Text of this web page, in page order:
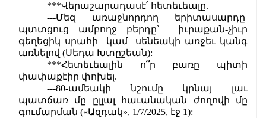
***Վերաշարադասէ՛ հետեւեալը.
---Մեզ առաջնորդող երիտասարդը
պտտցուց ամբողջ բերդը՝  իւրաքան-չիւր
գեղեցիկ սրահի  կամ  սենեակի առջեւ կանգ
առնելով (Սեդա Խտըշեան):
***Հետեւեալին ո՞ր բառը պիտի
փափաքէիր փոխել.
---80-ամեակի նշումը կրնայ լաւ
պատճառ մը ըլլալ հաւանական ժողովի մը
գումարման («Ազդակ», 1/7/2025, էջ 1):